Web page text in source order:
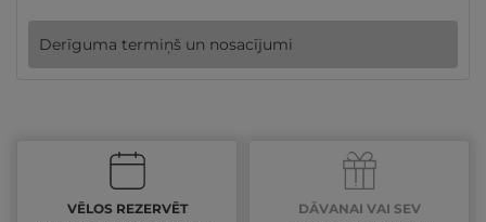
Derīguma termiņš un nosacījumi
VĒLOS REZERVĒT
DĀVANAI VAI SEV